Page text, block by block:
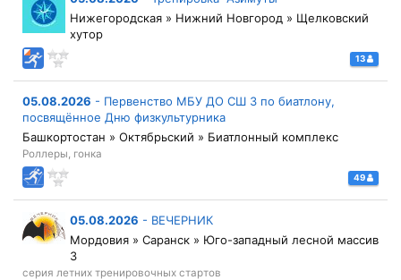
Нижегородская » Нижний Новгород » Щелковский
хутор
13
05.08.2026 - Первенство МБУ ДО СШ 3 по биатлону,
посвящённое Дню физкультурника
Башкортостан » Октябрьский » Биатлонный комплекс
Роллеры, гонка
49
05.08.2026 - ВЕЧЕРНИК
Мордовия » Саранск » Юго-западный лесной массив
3
серия летних тренировочных стартов